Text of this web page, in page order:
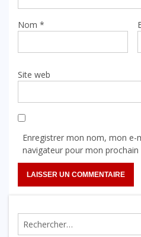
Nom *
Site web
Enregistrer mon nom, mon e-
navigateur pour mon
Rechercher :